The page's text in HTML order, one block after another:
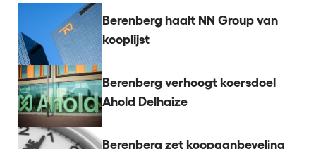
Berenberg haalt NN Group van
kooplijst
Berenberg verhoogt koersdoel
Ahold Delhaize
Berenberg zet koopaanbeveling